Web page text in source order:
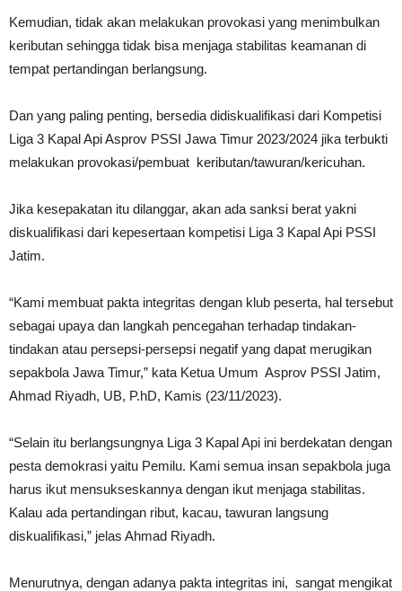
Kemudian, tidak akan melakukan provokasi yang menimbulkan
keributan sehingga tidak bisa menjaga stabilitas keamanan di
tempat pertandingan berlangsung.
Dan yang paling penting, bersedia didiskualifikasi dari Kompetisi
Liga 3 Kapal Api Asprov PSSI Jawa Timur 2023/2024 jika terbukti
melakukan provokasi/pembuat keributan/tawuran/kericuhan.
Jika kesepakatan itu dilanggar, akan ada sanksi berat yakni
diskualifikasi dari kepesertaan kompetisi Liga 3 Kapal Api PSSI
Jatim.
“Kami membuat pakta integritas dengan klub peserta, hal tersebut
sebagai upaya dan langkah pencegahan terhadap tindakan-
tindakan atau persepsi-persepsi negatif yang dapat merugikan
sepakbola Jawa Timur,” kata Ketua Umum Asprov PSSI Jatim,
Ahmad Riyadh, UB, P.hD, Kamis (23/11/2023).
“Selain itu berlangsungnya Liga 3 Kapal Api ini berdekatan dengan
pesta demokrasi yaitu Pemilu. Kami semua insan sepakbola juga
harus ikut mensukseskannya dengan ikut menjaga stabilitas.
Kalau ada pertandingan ribut, kacau, tawuran langsung
diskualifikasi,” jelas Ahmad Riyadh.
Menurutnya, dengan adanya pakta integritas ini, sangat mengikat